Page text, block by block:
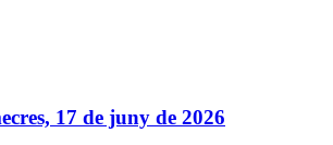
17 de juny de 2026